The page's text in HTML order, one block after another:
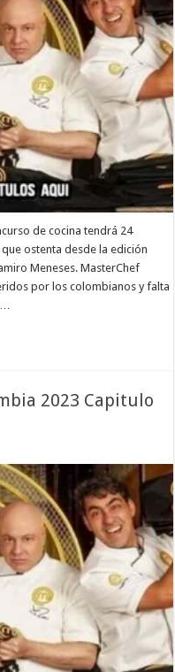
de cocina tendrá 24
ostenta desde la edición
Meneses. MasterChef
por los colombianos y falta
…
2023 Capitulo